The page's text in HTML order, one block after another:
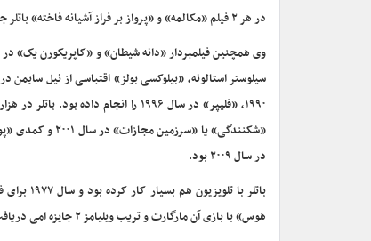
در هر ۲ فیلم «مکالمه» و «پرواز بر فراز آشیانه فاخته» باتلر جایگزین هاسکل وکسلر فیلمبردار مطرح شده بود.
۱۹۹۰، «فلیپر» در سال ۱۹۹۶ را
در سال ۲۰۰۹ بود.
هوس» با بازی آن مارگارت و تریب ویلیامز ۲ جایزه امی دریافت کرد. وی سال ۱۹۸۳ برای مینی سریال «تورن بردز» یا «مرغان خارزار» نامزدی امی را کسب کرد.